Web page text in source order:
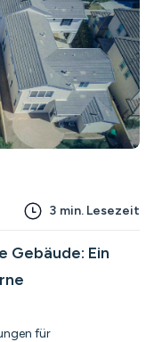
3 min. Lesezeit
Gebäude: Ein
für